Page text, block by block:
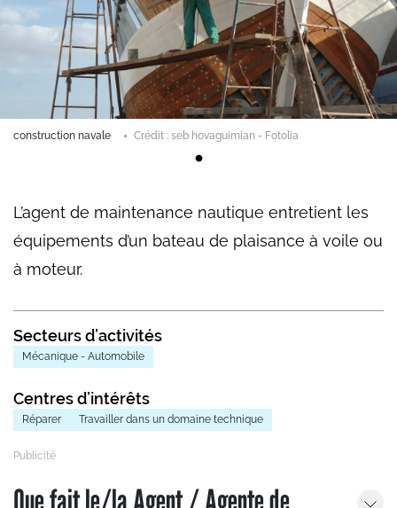
construction navale Crédit : seb hovaguimian - Fotolia
L’agent de maintenance nautique entretient les
équipements d’un bateau de plaisance à voile ou
à moteur.
Secteurs d’activités
Mécanique - Automobile
Centres d’intérêts
Réparer Travailler dans un domaine technique